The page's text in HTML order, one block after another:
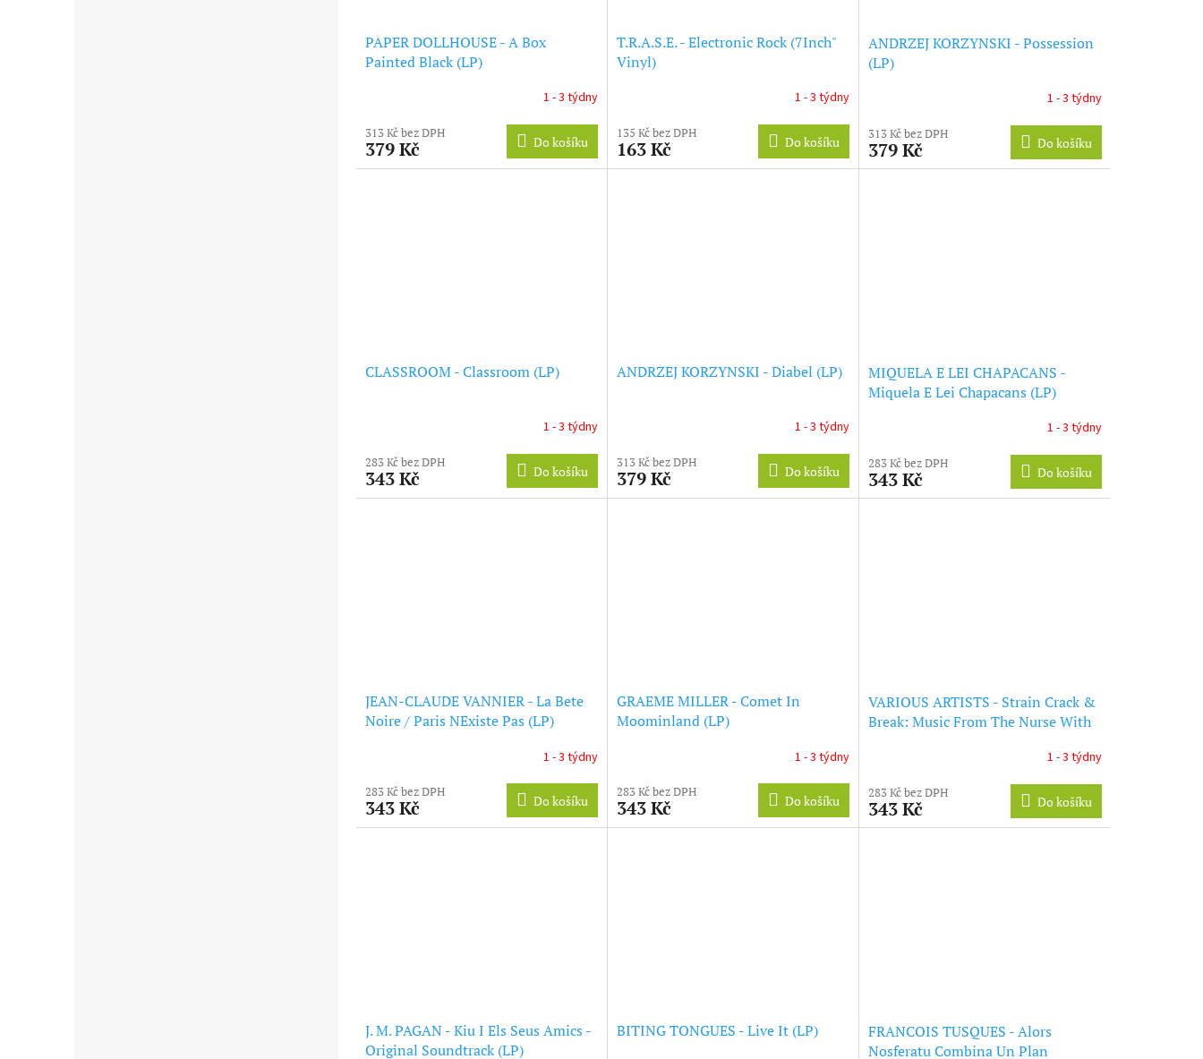
PAPER DOLLHOUSE - A Box
Painted Black (LP)
1 - 3 týdny
313 Kč bez DPH
379 Kč Do košíku
T.R.A.S.E. - Electronic Rock (7Inch"
Vinyl)
1 - 3 týdny
135 Kč bez DPH
163 Kč Do košíku
ANDRZEJ KORZYNSKI - Possession
(LP)
1 - 3 týdny
313 Kč bez DPH
379 Kč Do košíku
CLASSROOM - Classroom (LP)
1 - 3 týdny
283 Kč bez DPH
343 Kč Do košíku
ANDRZEJ KORZYNSKI - Diabel (LP)
1 - 3 týdny
313 Kč bez DPH
379 Kč Do košíku
MIQUELA E LEI CHAPACANS -
Miquela E Lei Chapacans (LP)
1 - 3 týdny
283 Kč bez DPH
343 Kč Do košíku
JEAN-CLAUDE VANNIER - La Bete
Noire / Paris NExiste Pas (LP)
1 - 3 týdny
283 Kč bez DPH
343 Kč Do košíku
GRAEME MILLER - Comet In
Moominland (LP)
1 - 3 týdny
283 Kč bez DPH
343 Kč Do košíku
VARIOUS ARTISTS - Strain Crack &
Break: Music From The Nurse With
1 - 3 týdny
283 Kč bez DPH
343 Kč Do košíku
J. M. PAGAN - Kiu I Els Seus Amics -
Original Soundtrack (LP)
BITING TONGUES - Live It (LP)
FRANCOIS TUSQUES - Alors
Nosferatu Combina Un Plan